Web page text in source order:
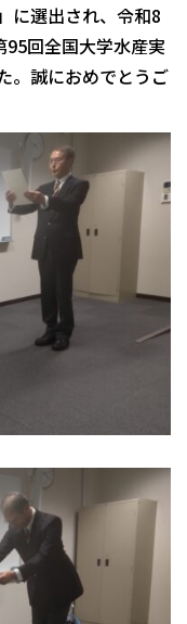
に選出され、令和8
回全国大学水産実
。誠におめでとうご